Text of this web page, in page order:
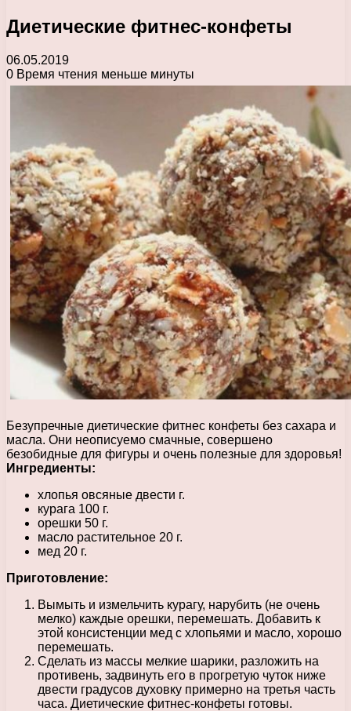
Диетические фитнес-конфеты
06.05.2019
0 Время чтения меньше минуты
Безупречные диетические фитнес конфеты без сахара и
масла. Они неописуемо смачные, совершено
безобидные для фигуры и очень полезные для здоровья!
Ингредиенты:
хлопья овсяные двести г.
курага 100 г.
орешки 50 г.
масло растительное 20 г.
мед 20 г.
Приготовление:
Вымыть и измельчить курагу, нарубить (не очень
мелко) каждые орешки, перемешать. Добавить к
этой консистенции мед с хлопьями и масло, хорошо
перемешать.
Сделать из массы мелкие шарики, разложить на
противень, задвинуть его в прогретую чуток ниже
двести градусов духовку примерно на третья часть
часа. Диетические фитнес-конфеты готовы.